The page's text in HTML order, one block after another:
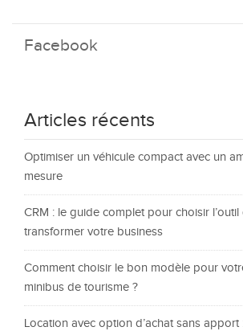
Facebook
Articles récents
Optimiser un véhicule compact avec un
mesure
CRM : le guide complet pour choisir l’outil
transformer votre business
Comment choisir le bon modèle pour
minibus de tourisme ?
Location avec option d’achat sans